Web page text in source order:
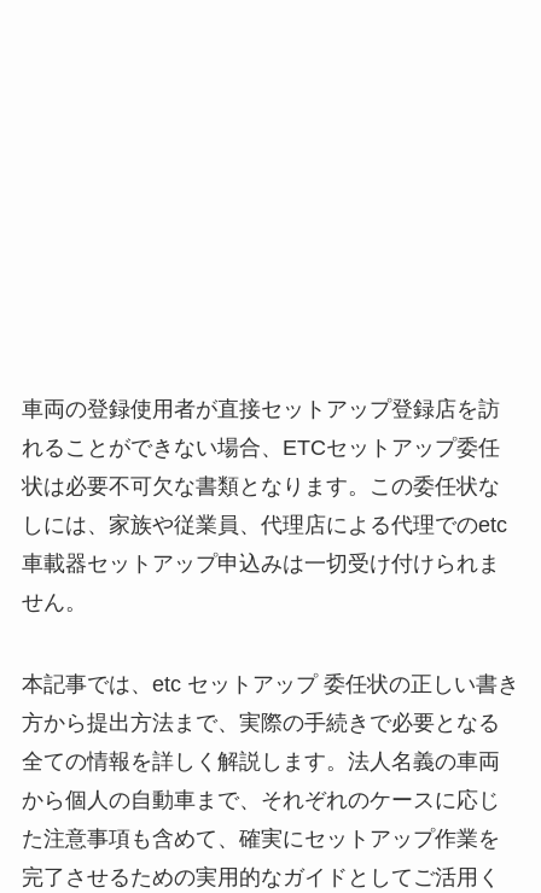
車両の登録使用者が直接セットアップ登録店を訪
れることができない場合、ETCセットアップ委任
状は必要不可欠な書類となります。この委任状な
しには、家族や従業員、代理店による代理でのetc
車載器セットアップ申込みは一切受け付けられま
せん。
本記事では、etc セットアップ 委任状の正しい書き
方から提出方法まで、実際の手続きで必要となる
全ての情報を詳しく解説します。法人名義の車両
から個人の自動車まで、それぞれのケースに応じ
た注意事項も含めて、確実にセットアップ作業を
完了させるための実用的なガイドとしてご活用く